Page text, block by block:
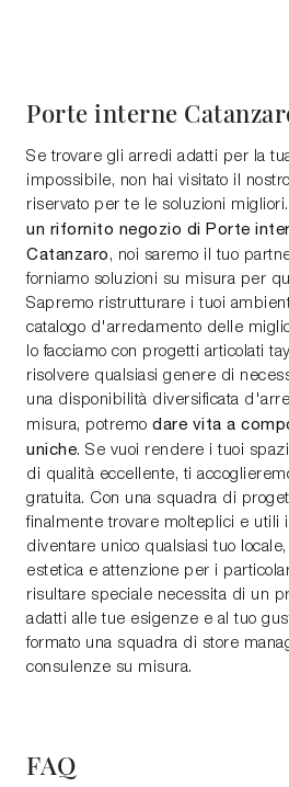
FAQ
Porte interne
Se trovare gli arredi adatti per la
impossibile, non hai visitato il
riservato per te le soluzioni
un rifornito negozio di Porte
Catanzaro , noi saremo il tuo
forniamo soluzioni su misura per
Sapremo ristrutturare i tuoi
catalogo d'arredamento delle
lo facciamo con progetti articolati
risolvere qualsiasi genere di
una disponibilità diversificata
misura, potremo dare vita a
uniche. Se vuoi rendere i tuoi
di qualità eccellente, ti
gratuita. Con una squadra di
finalmente trovare molteplici e utili
diventare unico qualsiasi tuo
estetica e attenzione per i
risultare speciale necessita di un
adatti alle tue esigenze e al tuo
formato una squadra di store
consulenze su misura.